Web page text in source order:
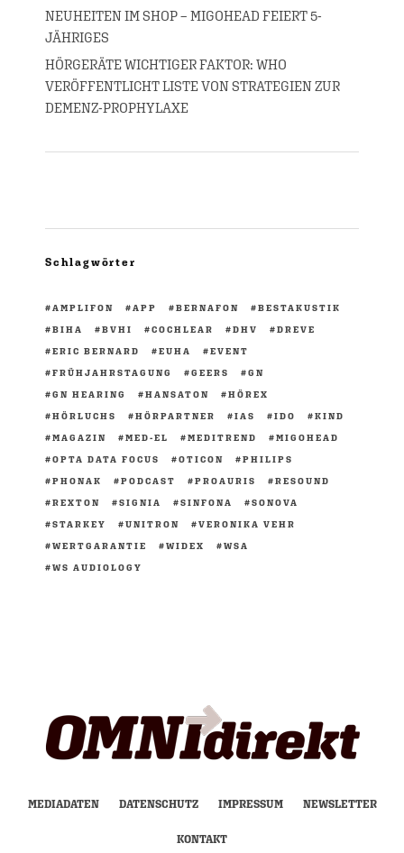
NEUHEITEN IM SHOP – MIGOHEAD FEIERT 5-
JÄHRIGES
HÖRGERÄTE WICHTIGER FAKTOR: WHO
VERÖFFENTLICHT LISTE VON STRATEGIEN ZUR
DEMENZ-PROPHYLAXE
Schlagwörter
AMPLIFON APP BERNAFON
BESTAKUSTIK
BIHA
BVHI COCHLEAR DHV
DREVE
ERIC BERNARD
EUHA
EVENT
FRÜHJAHRSTAGUNG
GEERS
GN
GN HEARING
HANSATON
HÖREX
HÖRLUCHS
HÖRPARTNER IAS IDO
KIND
MAGAZIN
MED-EL MEDITREND
MIGOHEAD
OPTA DATA FOCUS
OTICON
PHILIPS
PHONAK
PODCAST PROAURIS
RESOUND
REXTON
SIGNIA SINFONA
SONOVA
STARKEY
UNITRON
VERONIKA VEHR
WERTGARANTIE
WIDEX
WSA
WS AUDIOLOGY
MEDIADATEN DATENSCHUTZ IMPRESSUM NEWSLETTER
KONTAKT